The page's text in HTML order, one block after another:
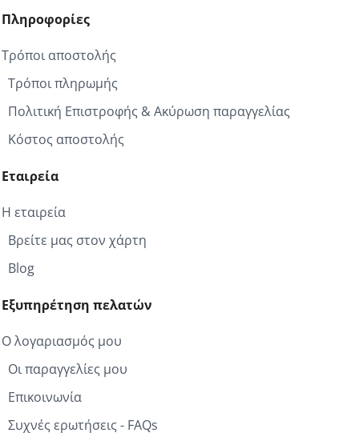
Πληροφορίες
Τρόποι αποστολής
Τρόποι πληρωμής
Πολιτική Επιστροφής & Ακύρωση παραγγελίας
Κόστος αποστολής
Εταιρεία
Η εταιρεία
Βρείτε μας στον χάρτη
Blog
Εξυπηρέτηση πελατών
Ο λογαριασμός μου
Οι παραγγελίες μου
Επικοινωνία
Συχνές ερωτήσεις - FAQs